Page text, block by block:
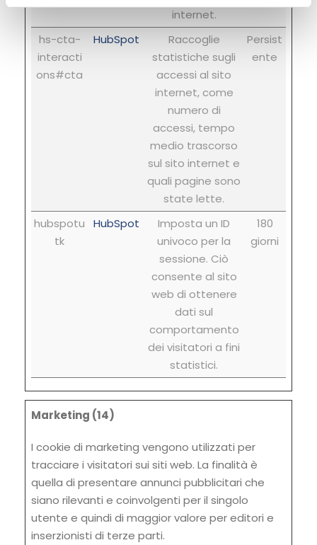
internet.
hs-cta-
interacti
ons#cta
HubSpot
Raccoglie
statistiche sugli
accessi al sito
internet, come
numero di
accessi, tempo
medio trascorso
sul sito internet e
quali pagine sono
state lette.
Persist
ente
hubspotu
tk
HubSpot
Imposta un ID
univoco per la
sessione. Ciò
consente al sito
web di ottenere
dati sul
comportamento
dei visitatori a fini
statistici.
180
giorni
Marketing (14)
I cookie di marketing vengono utilizzati per
tracciare i visitatori sui siti web. La finalità è
quella di presentare annunci pubblicitari che
siano rilevanti e coinvolgenti per il singolo
utente e quindi di maggior valore per editori e
inserzionisti di terze parti.